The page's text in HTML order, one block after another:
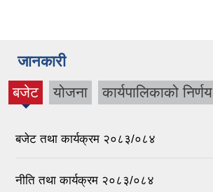
जानकारी
बजेट
(active
योजना कार्यपालिकाको निर्णय
बजेट तथा कार्यक्रम २०८३/०८४
नीति तथा कार्यक्रम २०८३/०८४